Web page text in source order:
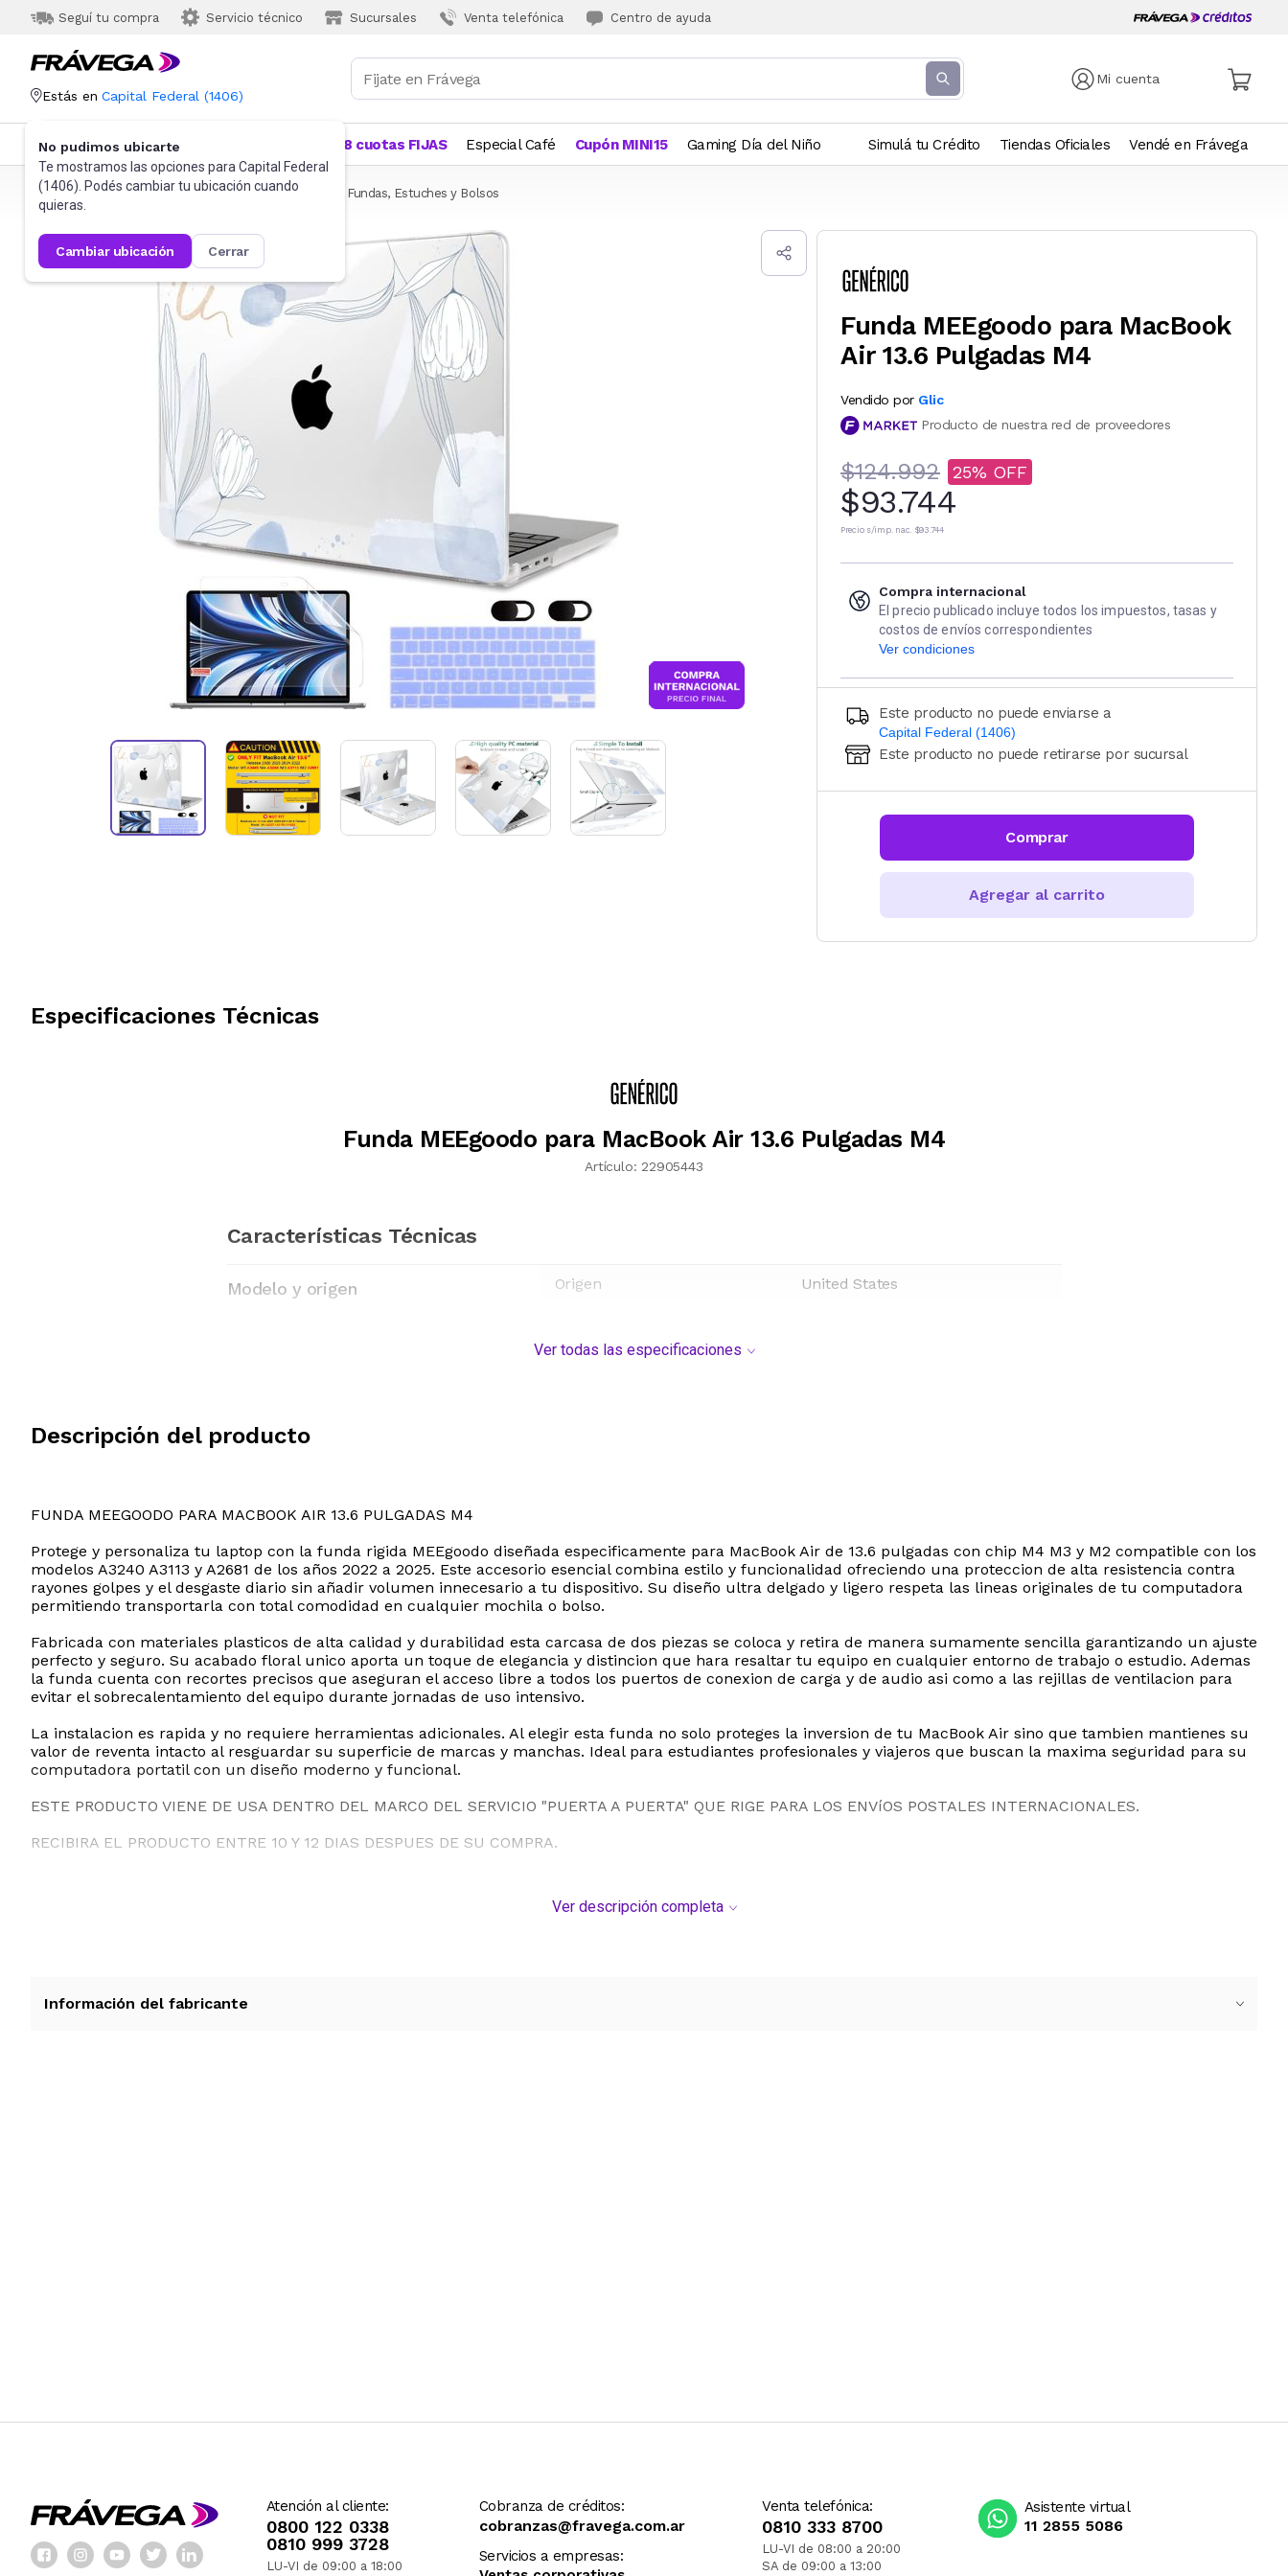
Seguí tu compra Servicio técnico Sucursales Venta telefónica Centro de ayuda
Mi cuenta
Estás en Capital Federal (1406)
No pudimos ubicarte
Te mostramos las opciones para Capital Federal
(1406). Podés cambiar tu ubicación cuando
quieras.
cambiar ubicación cerrar
Categorías Más Vendidos 18 cuotas FIJAS Especial Café Cupón MINI15 Gaming Día del Niño Simulá tu Crédito Tiendas Oficiales Vendé en Frávega
Frávega Informática Accesorios de Informática Fundas, Estuches y Bolsos
Funda MEEgoodo para MacBook
Air 13.6 Pulgadas M4
Vendido por Glic
Producto de nuestra red de proveedores
$124.992 25
$93.744
Precio s/imp. nac. $93.744
Compra internacional
El precio publicado incluye todos los impuestos, tasas y
costos de envíos correspondientes
Ver condiciones
Este producto no puede enviarse a
Capital Federal (1406)
Ingresá código postal (sólo números)
CALCULAR
Este producto no puede retirarse por sucursal
Comprar
Agregar al carrito
Especificaciones Técnicas
Funda MEEgoodo para MacBook Air 13.6 Pulgadas M4
Artículo: 22905443
Características Técnicas
Modelo y origen Origen United States
Ver todas las especificaciones
Descripción del producto
FUNDA MEEGOODO PARA MACBOOK AIR 13.6 PULGADAS M4
Protege y personaliza tu laptop con la funda rigida MEEgoodo diseñada especificamente para MacBook Air de 13.6 pulgadas con chip M4 M3 y M2 compatible con los
modelos A3240 A3113 y A2681 de los años 2022 a 2025. Este accesorio esencial combina estilo y funcionalidad ofreciendo una proteccion de alta resistencia contra
rayones golpes y el desgaste diario sin añadir volumen innecesario a tu dispositivo. Su diseño ultra delgado y ligero respeta las lineas originales de tu computadora
permitiendo transportarla con total comodidad en cualquier mochila o bolso.
Fabricada con materiales plasticos de alta calidad y durabilidad esta carcasa de dos piezas se coloca y retira de manera sumamente sencilla garantizando un ajuste
perfecto y seguro. Su acabado floral unico aporta un toque de elegancia y distincion que hara resaltar tu equipo en cualquier entorno de trabajo o estudio. Ademas
la funda cuenta con recortes precisos que aseguran el acceso libre a todos los puertos de conexion de carga y de audio asi como a las rejillas de ventilacion para
evitar el sobrecalentamiento del equipo durante jornadas de uso intensivo.
La instalacion es rapida y no requiere herramientas adicionales. Al elegir esta funda no solo proteges la inversion de tu MacBook Air sino que tambien mantienes su
valor de reventa intacto al resguardar su superficie de marcas y manchas. Ideal para estudiantes profesionales y viajeros que buscan la maxima seguridad para su
computadora portatil con un diseño moderno y funcional.
ESTE PRODUCTO VIENE DE USA DENTRO DEL MARCO DEL SERVICIO "PUERTA A PUERTA" QUE RIGE PARA LOS ENVíOS POSTALES INTERNACIONALES.
RECIBIRA EL PRODUCTO ENTRE 10 Y 12 DIAS DESPUES DE SU COMPRA.
Ver descripción completa
Información del fabricante
Atención al cliente:
0800 122 0338
0810 999 3728
LU-VI de 09:00 a 18:00
Cobranza de créditos:
cobranzas@fravega.com.ar
Servicios a empresas:
Venta telefónica:
0810 333 8700
LU-VI de 08:00 a 20:00
SA de 09:00 a 13:00
Asistente virtual
11 2855 5086